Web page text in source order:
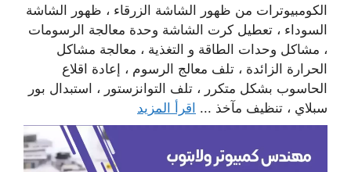
الكومبيوترات من ظهور الشاشة الزرقاء ، ظهور الشاشة
السوداء ، تعطيل كرت الشاشة وحدة معالجة الرسومات
، مشاكل وحدات الطاقة و التغذية ، معالجة مشاكل
الحرارة الزائدة ، تلف معالج الرسوم ، إعادة اقلاع
الحاسوب بشكل متكرر ، تلف التوانزستور ، استبدال بور
سبلاي ، تنظيف مآخذ ... اقرأ المزيد